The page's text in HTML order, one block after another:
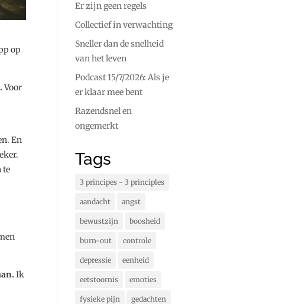
op
Voor
En
te
Ik
Er zijn geen regels
Collectief in verwachting
Sneller dan de snelheid
van het leven
Podcast 15/7/2026: Als je
er klaar mee bent
Razendsnel en
ongemerkt
Tags
3 principes - 3 principles
aandacht angst
bewustzijn boosheid
burn-out controle
depressie eenheid
eetstoornis emoties
fysieke pijn gedachten